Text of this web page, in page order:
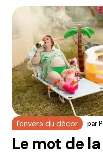
l'envers du décor par
Le mot de